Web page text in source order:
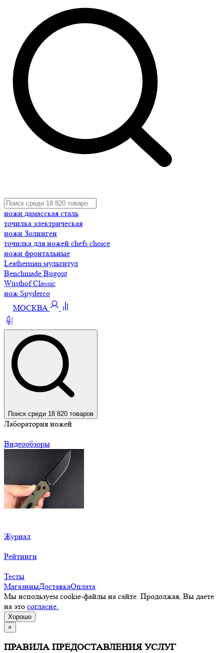
ножи дамасская сталь
точилка электрическая
ножи Золинген
точилка для ножей chefs choice
ножи фронтальные
Leatherman мультитул
Benchmade Bugout
Wüsthof Classic
нож Spyderco
МОСКВА
Поиск среди 18 820 товаров
Лаборатория ножей
Видеообзоры
Журнал
Рейтинги
Тесты
МагазиныДоставкаОплата
Мы используем cookie-файлы на сайте. Продолжая, Вы даете
на это согласие.
Хорошо
×
ПРАВИЛА ПРЕДОСТАВЛЕНИЯ УСЛУГ